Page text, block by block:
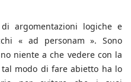
argomentazioni logiche e
« ad personam ». Sono
niente a che vedere con la
modo di fare abietto ha lo